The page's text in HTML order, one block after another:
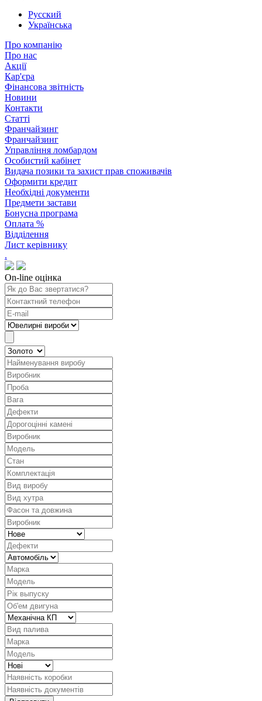
Русский
Українська
Про компанію
Про нас
Акції
Кар'єра
Фінансова звітність
Новини
Контакти
Статті
Франчайзинг
Франчайзинг
Управління ломбардом
Особистий кабінет
Видача позики та захист прав споживачів
Оформити кредит
Необхідні документи
Предмети застави
Бонусна програма
Оплата %
Відділення
Лист керівнику
.
On-line оцінка